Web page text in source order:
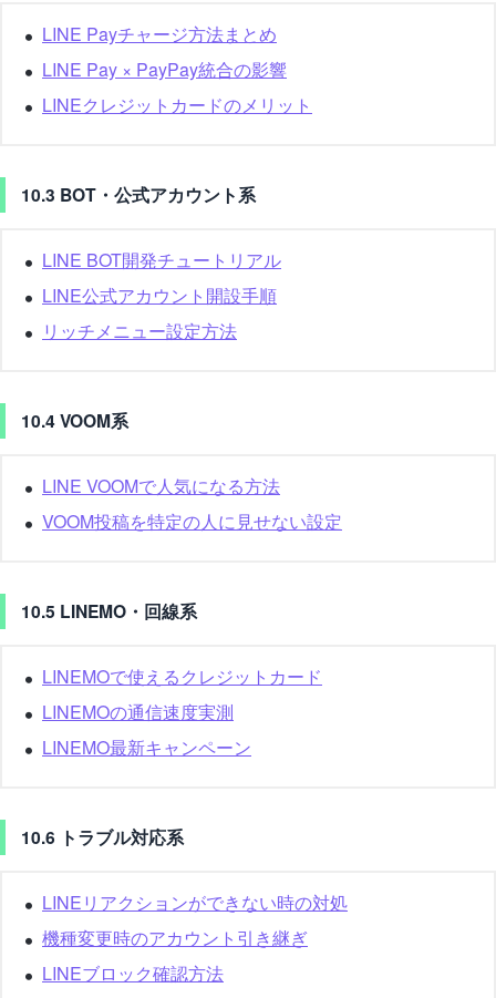
LINE Payチャージ方法まとめ
LINE Pay × PayPay統合の影響
LINEクレジットカードのメリット
10.3 BOT・公式アカウント系
LINE BOT開発チュートリアル
LINE公式アカウント開設手順
リッチメニュー設定方法
10.4 VOOM系
LINE VOOMで人気になる方法
VOOM投稿を特定の人に見せない設定
10.5 LINEMO・回線系
LINEMOで使えるクレジットカード
LINEMOの通信速度実測
LINEMO最新キャンペーン
10.6 トラブル対応系
LINEリアクションができない時の対処
機種変更時のアカウント引き継ぎ
LINEブロック確認方法